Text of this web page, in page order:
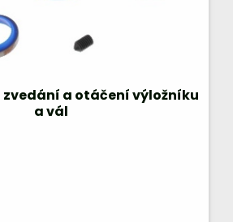
zvedání a otáčení výložníku
a vál